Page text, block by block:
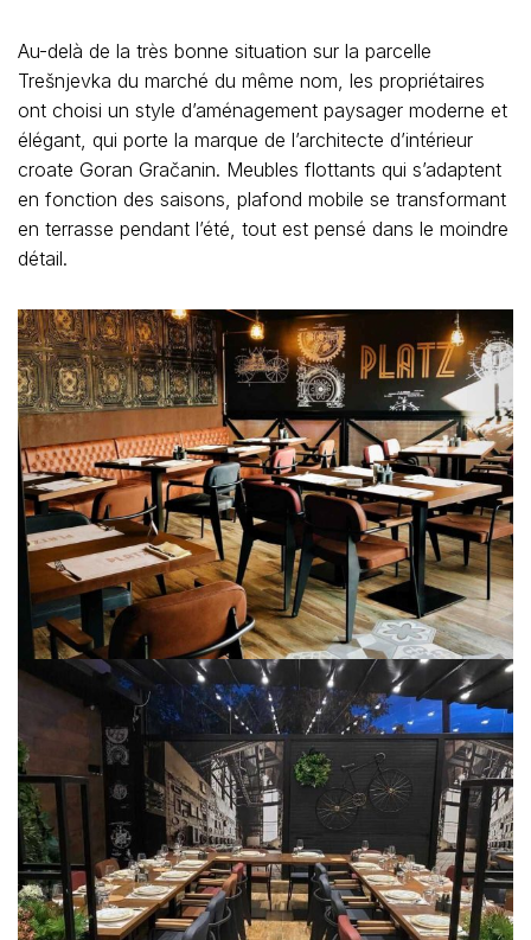
Au-delà de la très bonne situation sur la parcelle
Trešnjevka du marché du même nom, les propriétaires
ont choisi un style d’aménagement paysager moderne et
élégant, qui porte la marque de l’architecte d’intérieur
croate Goran Gračanin. Meubles flottants qui s’adaptent
en fonction des saisons, plafond mobile se transformant
en terrasse pendant l’été, tout est pensé dans le moindre
détail.